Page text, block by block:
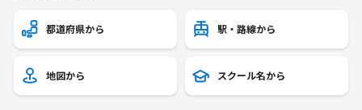
都道府県から 駅・路線から
地図から スクール名から